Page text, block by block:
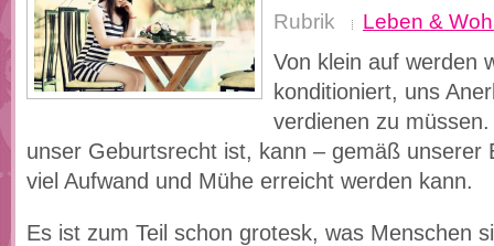
Rubrik Leben &
Von klein auf werden
konditioniert, uns
verdienen zu
unser Geburtsrecht ist, kann – gemäß unserer
viel Aufwand und Mühe erreicht werden kann.
Es ist zum Teil schon grotesk, was Menschen